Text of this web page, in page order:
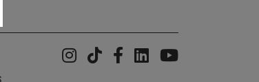
Instagram
TiktokFacebook
LinkedinYouTube